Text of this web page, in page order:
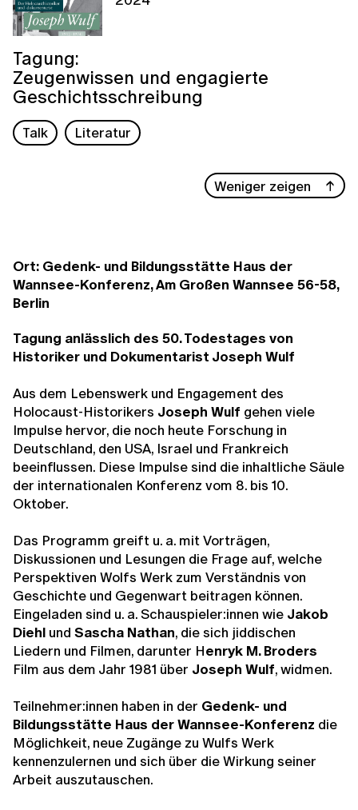
Tagung:
Zeugenwissen und engagierte
Geschichtsschreibung
Talk Literatur
Weniger zeigen
Ort: Gedenk- und Bildungsstätte Haus der
Wannsee-Konferenz, Am Großen Wannsee 56-58,
Berlin
Tagung anlässlich des 50. Todestages von
Historiker und Dokumentarist Joseph Wulf
Aus dem Lebenswerk und Engagement des
Holocaust-Historikers Joseph Wulf gehen viele
Impulse hervor, die noch heute Forschung in
Deutschland, den USA, Israel und Frankreich
beeinflussen. Diese Impulse sind die inhaltliche Säule
der internationalen Konferenz vom 8. bis 10.
Oktober.
Das Programm greift u. a. mit Vorträgen,
Diskussionen und Lesungen die Frage auf, welche
Perspektiven Wolfs Werk zum Verständnis von
Geschichte und Gegenwart beitragen können.
Eingeladen sind u. a. Schauspieler:innen wie Jakob
Diehl und Sascha Nathan, die sich jiddischen
Liedern und Filmen, darunter Henryk M. Broders
Film aus dem Jahr 1981 über Joseph Wulf, widmen.
Teilnehmer:innen haben in der Gedenk- und
Bildungsstätte Haus der Wannsee-Konferenz die
Möglichkeit, neue Zugänge zu Wulfs Werk
kennenzulernen und sich über die Wirkung seiner
Arbeit auszutauschen.